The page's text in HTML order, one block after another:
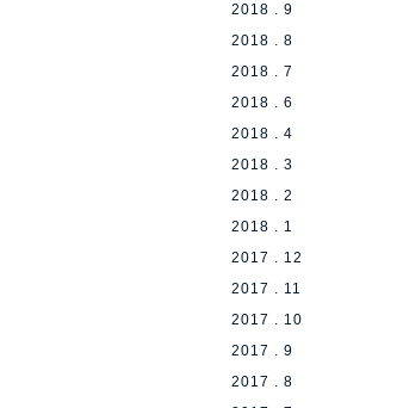
2018 . 9
2018 . 8
2018 . 7
2018 . 6
2018 . 4
2018 . 3
2018 . 2
2018 . 1
2017 . 12
2017 . 11
2017 . 10
2017 . 9
2017 . 8